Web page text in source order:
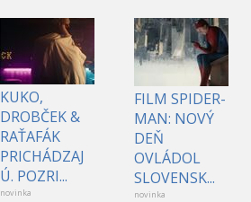
KUKO,
DROBČEK &
RAŤAFÁK
PRICHÁDZAJ
Ú. POZRI...
novinka
FILM SPIDER-
MAN: NOVÝ
DEŇ
OVLÁDOL
SLOVENSK...
novinka